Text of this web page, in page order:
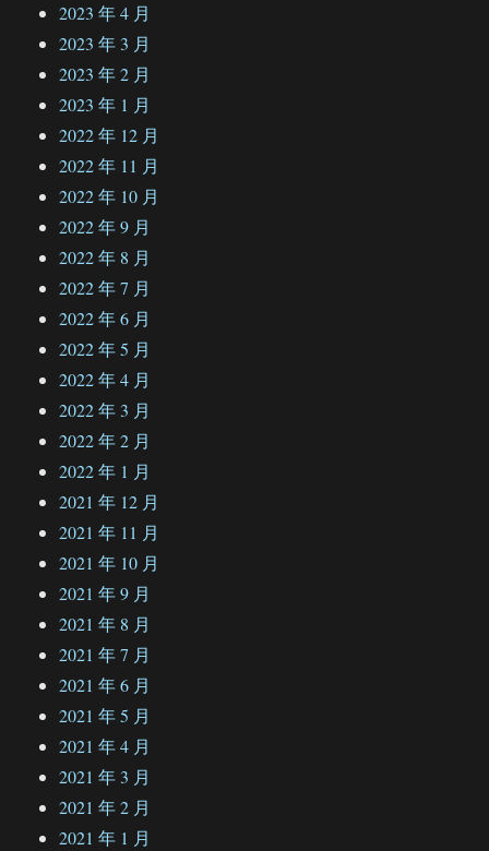
2023 年 4 月
2023 年 3 月
2023 年 2 月
2023 年 1 月
2022 年 12 月
2022 年 11 月
2022 年 10 月
2022 年 9 月
2022 年 8 月
2022 年 7 月
2022 年 6 月
2022 年 5 月
2022 年 4 月
2022 年 3 月
2022 年 2 月
2022 年 1 月
2021 年 12 月
2021 年 11 月
2021 年 10 月
2021 年 9 月
2021 年 8 月
2021 年 7 月
2021 年 6 月
2021 年 5 月
2021 年 4 月
2021 年 3 月
2021 年 2 月
2021 年 1 月